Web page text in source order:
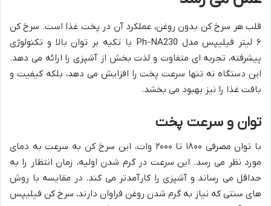
قلب هر سرخ کن بدون روغن، عملکرد آن در پخت غذا است. سرخ کن
۶ لیتر فیلیپس مدل Ph-NA230 با تکیه بر توان بالا و تکنولوژی
پیشرفته، تجربه ای متفاوت و لذت بخش از آشپزی را ارائه می دهد.
این دستگاه نه تنها سرعت پخت را افزایش می دهد، بلکه کیفیت و
بافت غذا را نیز بهبود می بخشد.
توان و سرعت پخت
با توان مصرفی ۱۸۰۰ تا ۲۰۰۰ وات، این سرخ کن به سرعت به دمای
مورد نظر می رسد. این سرعت در گرم شدن اولیه، زمان انتظار را به
حداقل می رساند و آشپزی را کارآمدتر می کند. در مقایسه با روش
های سنتی که نیاز به گرم شدن روغن فراوان دارند، سرخ کن فیلیپس